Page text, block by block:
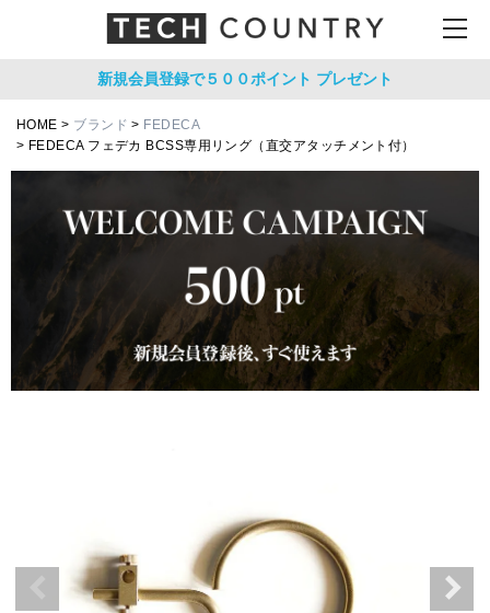
新規会員登録で５００ポイント プレゼント
HOME ブランド
FEDECA
FEDECA フェデカ BCSS専用リング（直交アタッチメント付）